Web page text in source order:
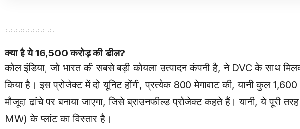
क्या है ये 16,500 करोड़ की डील?
कोल इंडिया, जो भारत की सबसे बड़ी कोयला उत्पादन कंपनी है, ने DVC के साथ
किया है। इस प्रोजेक्ट में दो यूनिट होंगी, प्रत्येक 800 मेगावाट की, यानी कुल 1,600
मौजूदा ढांचे पर बनाया जाएगा, जिसे ब्राउनफील्ड प्रोजेक्ट कहते हैं। यानी, ये पूरी
MW) के प्लांट का विस्तार है।